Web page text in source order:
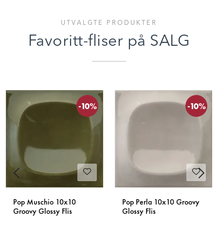
UTVALGTE PRODUKTER
Favoritt-fliser på SALG
-10%
Pop Muschio 10x10
Groovy Glossy Flis
-10%
Pop Perla 10x10 Groovy
Glossy Flis
Previous Next
Still et spørsmål
Min side